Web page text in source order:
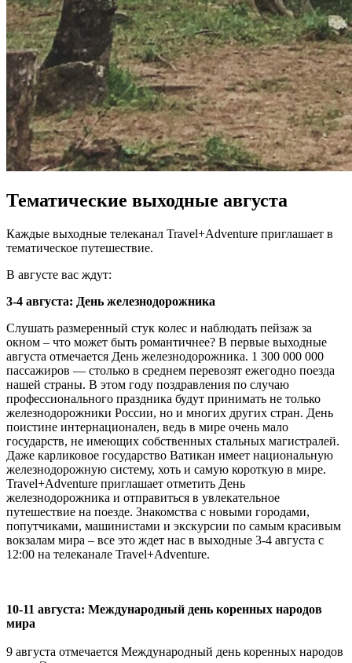
Тематические выходные августа
Каждые выходные телеканал Travel+Adventure приглашает в
тематическое путешествие.
В августе вас ждут:
3-4 августа: День железнодорожника
Слушать размеренный стук колес и наблюдать пейзаж за
окном – что может быть романтичнее? В первые выходные
августа отмечается День железнодорожника. 1 300 000 000
пассажиров — столько в среднем перевозят ежегодно поезда
нашей страны. В этом году поздравления по случаю
профессионального праздника будут принимать не только
железнодорожники России, но и многих других стран. День
поистине интернационален, ведь в мире очень мало
государств, не имеющих собственных стальных магистралей.
Даже карликовое государство Ватикан имеет национальную
железнодорожную систему, хоть и самую короткую в мире.
Travel+Adventure приглашает отметить День
железнодорожника и отправиться в увлекательное
путешествие на поезде. Знакомства с новыми городами,
попутчиками, машинистами и экскурсии по самым красивым
вокзалам мира – все это ждет нас в выходные 3-4 августа с
12:00 на телеканале Travel+Adventure.
10-11 августа: Международный день коренных народов
мира
9 августа отмечается Международный день коренных народов